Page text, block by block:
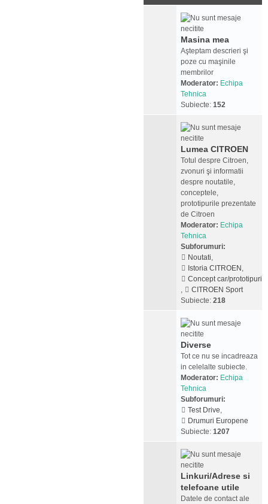
Masina mea
Aşteptam descrieri şi
poze cu maşinile
membrilor
Moderator: Echipa
Tehnica
Subiecte: 152
Lumea CITROEN
Totul despre Citroen,
zvonuri şi informatii
despre noutatile,
conceptele,
prototipurile prezentate
de Citroen
Moderator: Echipa
Tehnica
Subforumuri:
Noutati,
Istoria CITROEN ,
Concept car/prototipuri
,
CITROEN Sport
Subiecte: 218
Diverse
Tot ce nu se incadreaza
in celelalte subiecte.
Moderator: Echipa
Tehnica
Subforumuri:
Test Drive,
Drumuri Europene
Subiecte: 1207
Linkuri/Adrese si
telefoane utile
Datele de contact ale